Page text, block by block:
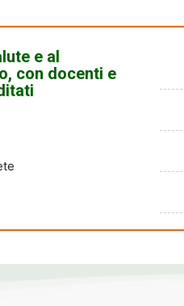
e al
con docenti e